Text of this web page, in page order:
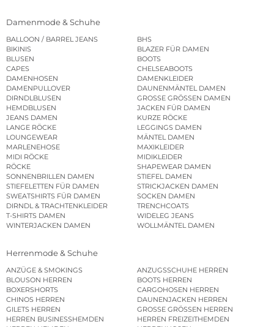
Damenmode & Schuhe
BALLOON / BARREL JEANS
BHS
BIKINIS
BLAZER FÜR DAMEN
BLUSEN
BOOTS
CAPES
CHELSEABOOTS
DAMENHOSEN
DAMENKLEIDER
DAMENPULLOVER
DAUNENMÄNTEL DAMEN
DIRNDLBLUSEN
GROSSE GRÖSSEN DAMEN
HEMDBLUSEN
JACKEN FÜR DAMEN
JEANS DAMEN
KURZE RÖCKE
LANGE RÖCKE
LEGGINGS DAMEN
LOUNGEWEAR
MÄNTEL DAMEN
MARLENEHOSE
MAXIKLEIDER
MIDI RÖCKE
MIDIKLEIDER
RÖCKE
SHAPEWEAR DAMEN
SONNENBRILLEN DAMEN
STIEFEL DAMEN
STIEFELETTEN FÜR DAMEN
STRICKJACKEN DAMEN
SWEATSHIRTS FÜR DAMEN
SOCKEN DAMEN
DIRNDL & TRACHTENKLEIDER
TRENCHCOATS
T-SHIRTS DAMEN
WIDELEG JEANS
WINTERJACKEN DAMEN
WOLLMÄNTEL DAMEN
Herrenmode & Schuhe
ANZÜGE & SMOKINGS
ANZUGSSCHUHE HERREN
BLOUSON HERREN
BOOTS HERREN
BOXERSHORTS
CARGOHOSEN HERREN
CHINOS HERREN
DAUNENJACKEN HERREN
GILETS HERREN
GROSSE GRÖSSEN HERREN
HERREN BUSINESSHEMDEN
HERREN FREIZEITHEMDEN